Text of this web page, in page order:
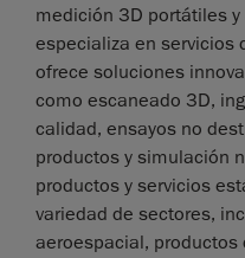
medición 3D portátiles
especializa en servicios
ofrece soluciones
como escaneado 3D,
calidad, ensayos no
productos y simulación
productos y servicios
variedad de sectores,
aeroespacial,